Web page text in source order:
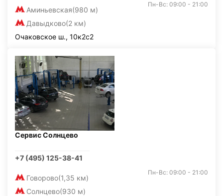
Аминьевская(980 м)
Давыдково(2 км)
Пн-Вс: 09:00 - 21:00
Очаковское ш., 10к2с2
Сервис Солнцево
+7 (495) 125-38-41
Говорово(1,35 км)
Солнцево(930 м)
Пн-Вс: 09:00 - 21:00